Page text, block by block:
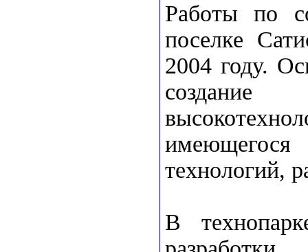
Работы по
поселке
2004 году.
создание
имеющегося
технологий,
В